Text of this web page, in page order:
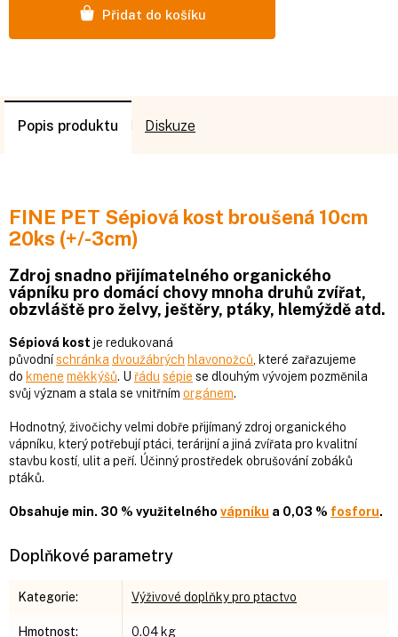
Přidat do košíku
Popis Diskuze
FINE PET Sépiová kost broušená 10cm
20ks (+/-3cm)
Zdroj snadno přijímatelného organického
vápníku pro domácí chovy mnoha druhů zvířat,
obzvláště pro želvy, ještěry, ptáky, hlemýždě atd.
Sépiová kost je redukovaná
původníschránka dvoužábrých hlavonožců , které zařazujeme
do kmene měkkýšů. U řádu sépie se dlouhým vývojem pozměnila
svůj význam a stala se vnitřním orgánem.
Hodnotný, živočichy velmi dobře přijímaný zdroj organického
vápníku, který potřebují ptáci, terárijní a jiná zvířata pro kvalitní
stavbu kostí, ulit a peří. Účinný prostředek obrušování zobáků
ptáků.
Obsahuje min. 30 % využitelného vápníku a 0,03 % fosforu.
Doplňkové parametry
Kategorie: Výživové doplňky pro ptactvo
Hmotnost: 0.04 kg